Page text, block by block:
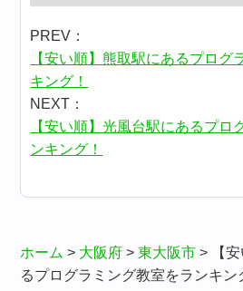
PREV：
【安い順】熊取駅にあるプログ
キング！
NEXT：
【安い順】光風台駅にあるプロ
ンキング！
ホーム > 大阪府 >東大阪市 >
【
るプログラミング教室をランキン